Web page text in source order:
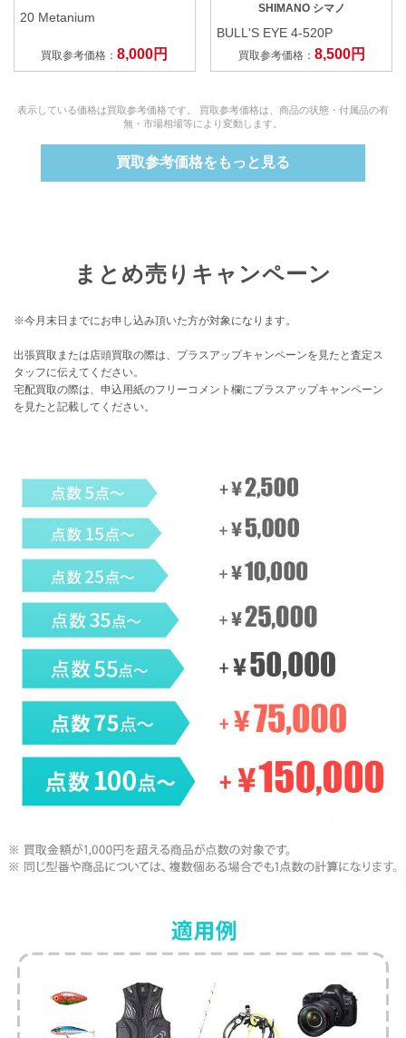
20 Metanium
買取参考価格：8,000円
SHIMANO シマノ
BULL'S EYE 4-520P
買取参考価格： 8,500円
表示している価格は買取参考価格です。 買取参考価格は、商品の状態・付属品の有
無・市場相場等により変動します。
買取参考価格をもっと見る
まとめ売りキャンペーン
※今月末日までにお申し込み頂いた方が対象になります。
出張買取または店頭買取の際は、プラスアップキャンペーンを見たと査定ス
タッフに伝えてください。
宅配買取の際は、申込用紙のフリーコメント欄にプラスアップキャンペーン
を見たと記載してください。